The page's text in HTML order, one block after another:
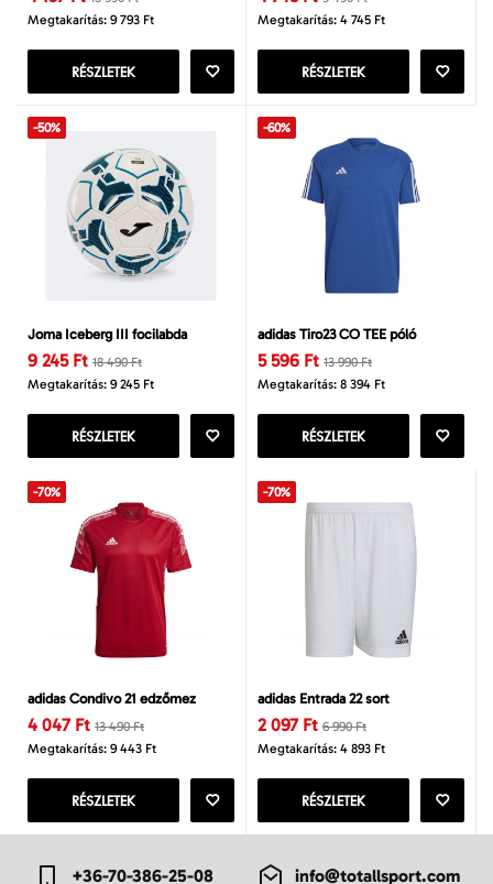
Megtakarítás: 9 793 Ft
RÉSZLETEK
Megtakarítás: 4 745 Ft
RÉSZLETEK
-50%
Joma Iceberg III focilabda
9 245 Ft 18 490 Ft
Megtakarítás: 9 245 Ft
RÉSZLETEK
-60%
adidas Tiro23 CO TEE póló
5 596 Ft 13 990 Ft
Megtakarítás: 8 394 Ft
RÉSZLETEK
-70%
adidas Condivo 21 edzőmez
4 047 Ft 13 490 Ft
Megtakarítás: 9 443 Ft
RÉSZLETEK
-70%
adidas Entrada 22 sort
2 097 Ft 6 990 Ft
Megtakarítás: 4 893 Ft
RÉSZLETEK
+36-70-386-25-08 info@totallsport.com